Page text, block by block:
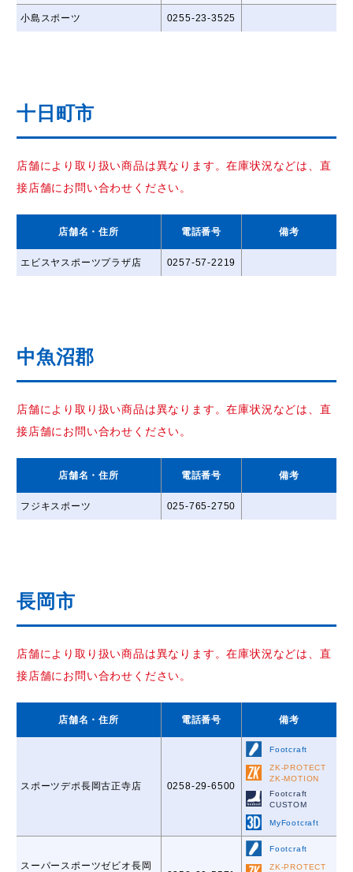
小島スポーツ 0255-23-3525
十日町市
店舗により取り扱い商品は異なります。在庫状況などは、直
接店舗にお問い合わせください。
店舗名 ・住所 電話番号 備考
エビスヤスポーツプラザ店 0257-57-2219
中魚沼郡
店舗により取り扱い商品は異なります。在庫状況などは、直
接店舗にお問い合わせください。
店舗名 ・住所 電話番号 備考
フジキスポーツ 025-765-2750
長岡市
店舗により取り扱い商品は異なります。在庫状況などは、直
接店舗にお問い合わせください。
店舗名 ・住所 電話番号 備考
スポーツデポ長岡古正寺店 0258-29-6500
Footcraft
ZK-PROTECT
ZK-MOTION
Footcraft
CUSTOM
MyFootcraft
スーパースポーツゼビオ長岡
Footcraft
ZK-PROTECT